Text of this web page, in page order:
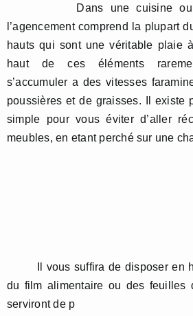
Dans une cuisine ou
l’agencement comprend la plupart
hauts qui sont une véritable plaie
haut de ces éléments
s’accumuler a des vitesses
poussières et de graisses. Il existe
simple pour vous éviter d’aller
meubles, en etant perché sur une
Il vous suffira de disposer en
du film alimentaire ou des feuilles
serviront de p